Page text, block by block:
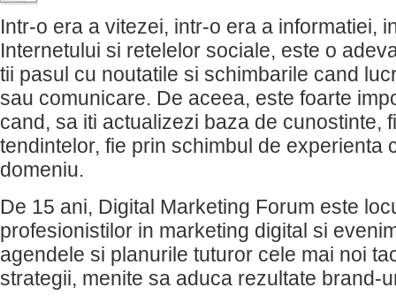
Intr-o era a vitezei, intr-o era a informatiei,
Internetului si retelelor sociale, este o
tii pasul cu noutatile si schimbarile cand
sau comunicare. De aceea, este foarte
cand, sa iti actualizezi baza de cunostinte,
tendintelor, fie prin schimbul de experienta
domeniu.
De 15 ani, Digital Marketing Forum este
profesionistilor in marketing digital si
agendele si planurile tuturor cele mai noi
strategii, menite sa aduca rezultate brand-